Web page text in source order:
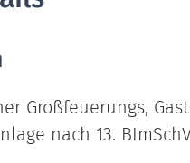
Großfeuerungs,
nach 13.